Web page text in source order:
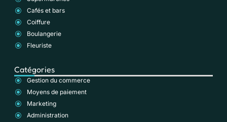
Cafés et bars
Coiffure
Boulangerie
Fleuriste
Catégories
Gestion du commerce
Moyens de paiement
Marketing
Administration